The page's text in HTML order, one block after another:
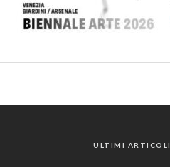
ULTIMI ARTICOLI